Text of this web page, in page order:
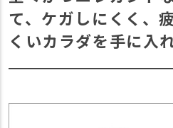
て、ケガしにくく、
くいカラダを手に入